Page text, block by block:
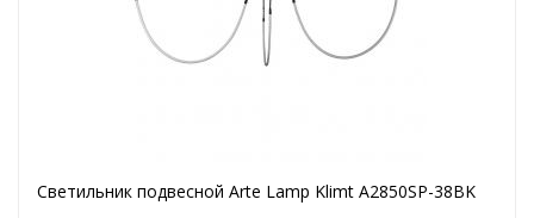
Светильник подвесной Arte Lamp Klimt A2850SP-38BK